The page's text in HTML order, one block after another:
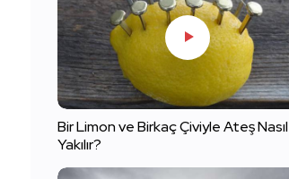
Bir Limon ve Birkaç Çiviyle Ateş Nasıl
Yakılır?